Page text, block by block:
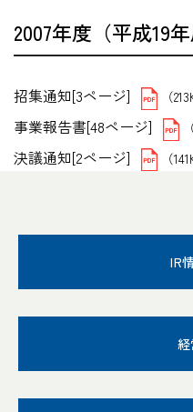
2007年度（平成19
招集通知[3ページ] （
事業報告書[48ページ]
決議通知[2ページ] （
IR